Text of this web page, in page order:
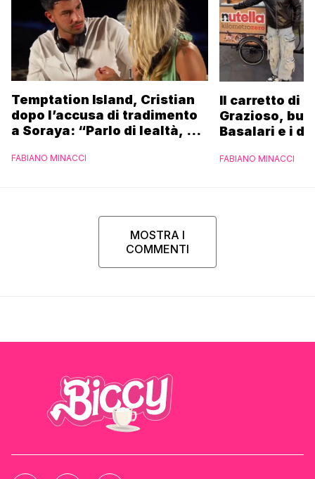
Temptation Island, Cristian
dopo l’accusa di tradimento
a Soraya: “Parlo di lealtà, ma
FABIANO MINACCI
Il carretto di
Grazioso,
Basalari e i
Ferrero”
FABIANO MINACCI
MOSTRA I
COMMENTI